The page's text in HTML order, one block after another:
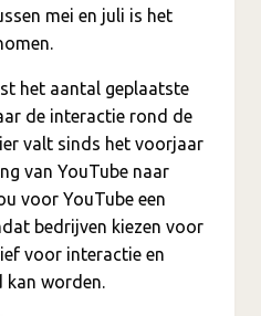
mei en juli is het
het aantal geplaatste
de interactie rond de
valt sinds het voorjaar
van YouTube naar
voor YouTube een
bedrijven kiezen voor
voor interactie en
kan worden.